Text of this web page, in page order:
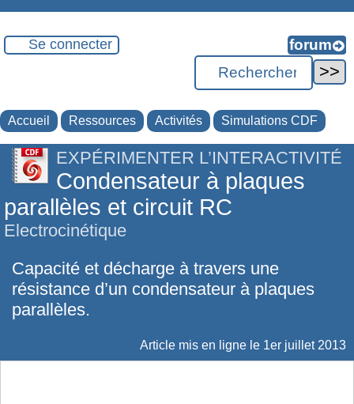
Se connecter
Accueil Ressources Activités Simulations CDF
EXPÉRIMENTER L’INTERACTIVITÉ
Condensateur à plaques
parallèles et circuit RC
Electrocinétique
Capacité et décharge à travers une
résistance d’un condensateur à plaques
parallèles.
Article mis en ligne le 1er juillet 2013